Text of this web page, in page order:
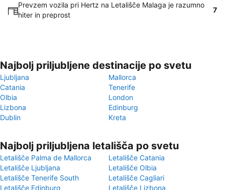
Prevzem vozila pri Hertz na Letališče Malaga je razumno
hiter in preprost
7
Najbolj priljubljene destinacije po svetu
Ljubljana
Mallorca
Catania
Tenerife
Olbia
London
Lizbona
Edinburg
Dublin
Kreta
Najbolj priljubljena letališča po svetu
Letališče Palma de Mallorca
Letališče Catania
Letališče Ljubljana
Letališče Olbia
Letališče Tenerife South
Letališče Cagliari
Letališče Edinburg
Letališče Lizbona